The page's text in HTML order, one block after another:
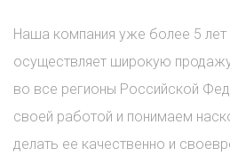
Наша компания уже более 5 лет
осуществляет широкую
во все регионы Российской
своей работой и понимаем
делать ее качественно и